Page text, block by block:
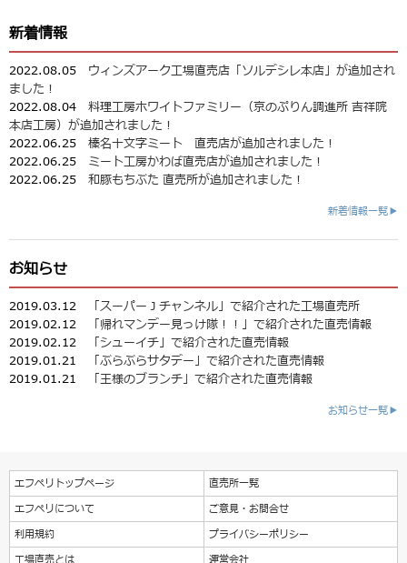
新着情報
2022.08.05 ウィンズアーク工場直売店「ソルデシレ本店」が追加され
ました！
2022.08.04 料理工房ホワイトファミリー（京のぷりん調進所 吉祥院
本店工房）が追加されました！
2022.06.25 榛名十文字ミート 直売店が追加されました！
2022.06.25 ミート工房かわば直売店が追加されました！
2022.06.25 和豚もちぶた 直売所が追加されました！
新着情報一覧▶
お知らせ
2019.03.12
「スーパーＪチャンネル」で紹介された工場直売所
2019.02.12
「帰れマンデー見っけ隊！！」で紹介された直売情報
2019.02.12
「シューイチ」で紹介された直売情報
2019.01.21
「ぶらぶらサタデー」で紹介された直売情報
2019.01.21
「王様のブランチ」で紹介された直売情報
お知らせ一覧▶
エフペリトップページ
直売所一覧
エフペリについて
ご意見・お問合せ
利用規約
プライバシーポリシー
工場直売とは
運営会社